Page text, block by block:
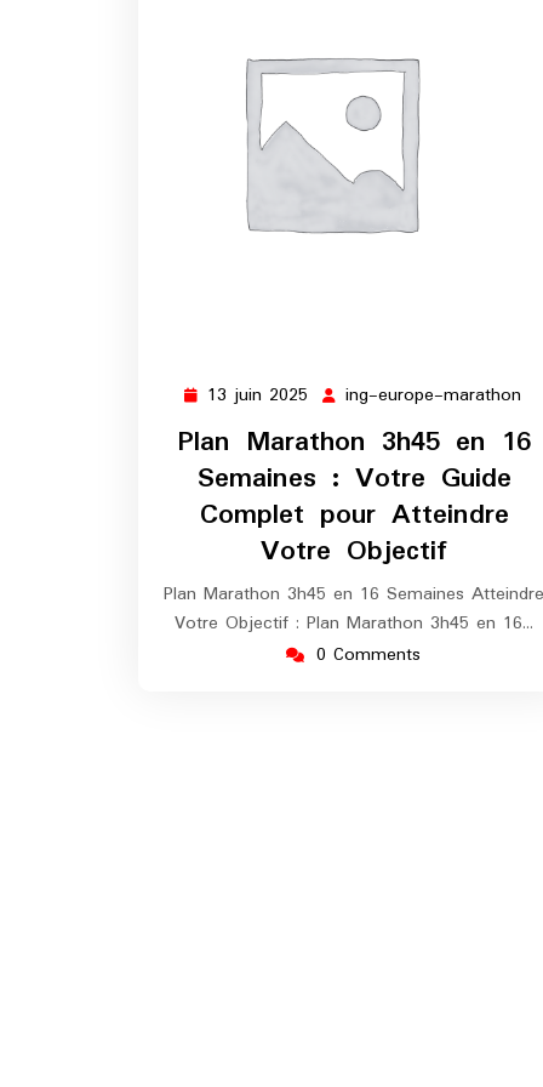
13 juin 2025 13
juin
2025
ing-europe-marathon
Plan Marathon 3h45 en 16
Semaines : Votre Guide
Complet pour Atteindre
Votre Objectif
Plan Marathon 3h45 en 16 Semaines Atteindre
Votre Objectif : Plan Marathon 3h45 en 16…
0 Comments